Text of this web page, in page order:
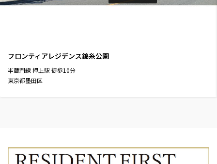
フロンティアレジデンス錦糸公園
半蔵門線 押上駅 徒歩10分
東京都墨田区